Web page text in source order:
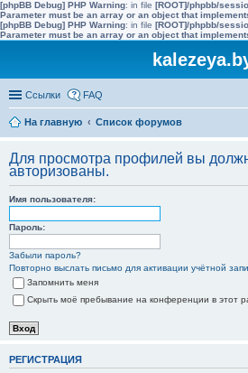
[phpBB Debug] PHP Warning: in file [ROOT]/phpbb/
Parameter must be an array or an object that
[phpBB Debug] PHP Warning: in file [ROOT]/phpbb/
Parameter must be an array or an object that
Ссылки FAQ
На главную
Список форумов
Для просмотра профилей вы
авторизованы.
Имя пользователя:
Пароль:
Забыли пароль?
Повторно выслать письмо для активации учётной
Запомнить меня
Скрыть моё пребывание на конференции в этот
РЕГИСТРАЦИЯ